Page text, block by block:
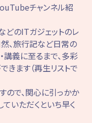
チャンネル紹
どのITガジェットのレ
、旅行記など日常の
講義に至るまで、多彩
ます（再生リストで
ので、関心に引っかか
いただくといち早く